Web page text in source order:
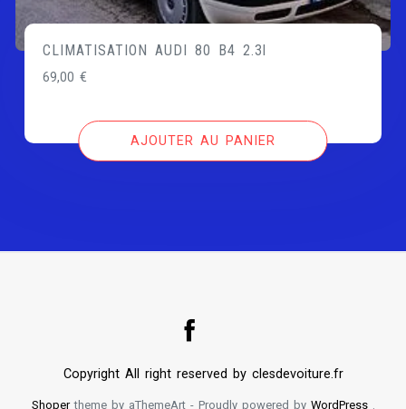
CLIMATISATION AUDI 80 B4 2.3l
69,00€
AJOUTER AU PANIER
Copyright All right reserved by clesdevoiture.fr
Shopertheme by aThemeArt - Proudly powered by WordPress.